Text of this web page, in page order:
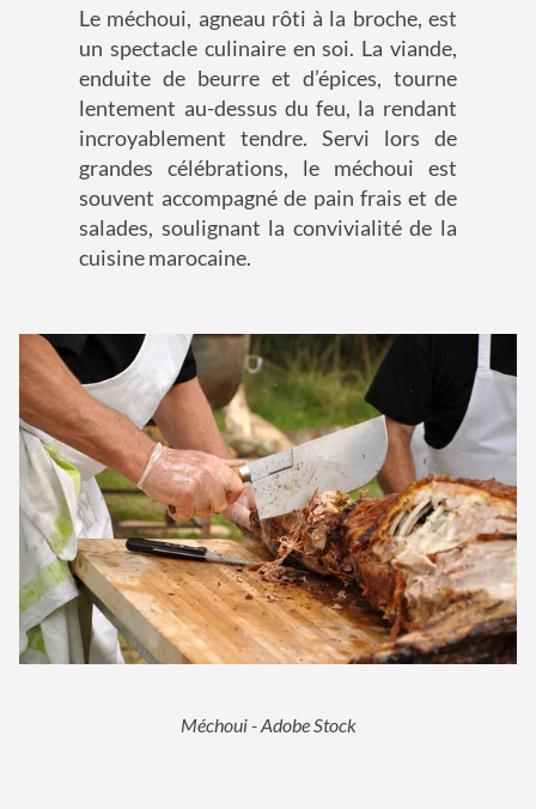
Le méchoui, agneau rôti à la broche, est
un spectacle culinaire en soi. La viande,
enduite de beurre et d’épices, tourne
lentement au-dessus du feu, la rendant
incroyablement tendre. Servi lors de
grandes célébrations, le méchoui est
souvent accompagné de pain frais et de
salades, soulignant la convivialité de la
cuisine marocaine.
Méchoui - Adobe Stock